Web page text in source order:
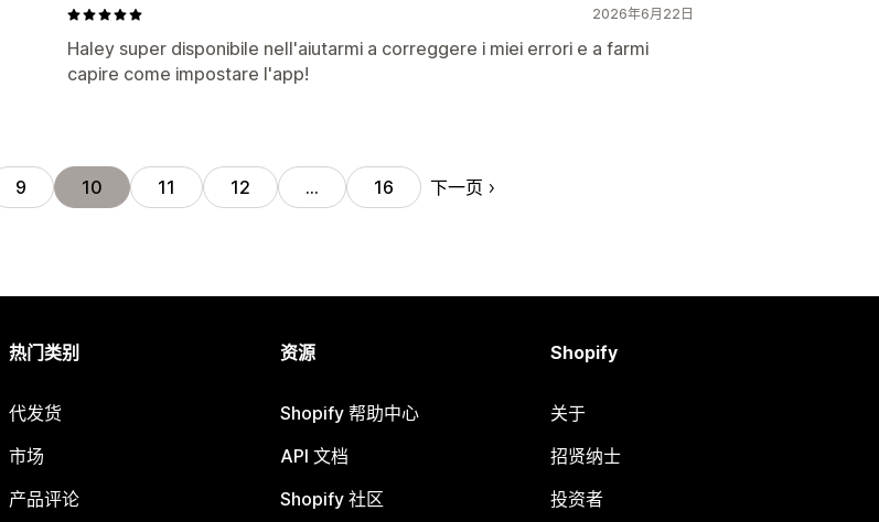
2026年6月22日
Haley super disponibile nell'aiutarmi a correggere i miei errori e a farmi
capire come impostare l'app!
9 10 11 12 … 16 下一页
热门类别
代发货
市场
产品评论
资源
Shopify 帮助中心
API 文档
Shopify 社区
Shopify
关于
招贤纳士
投资者